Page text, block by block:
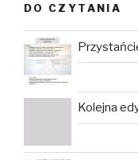
DO CZYTANIA
Kolejna